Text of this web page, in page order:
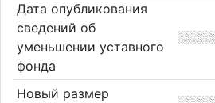
Дата опубликования
сведений об
уменьшении уставного
фонда
Новый размер